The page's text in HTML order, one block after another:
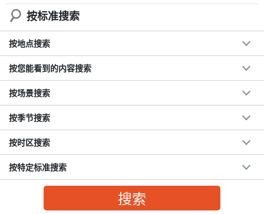
首先，选择您要制作的动物和颜色。
有 10 多种不同的颜色可供选择，打造属于自己的动物蜡烛！
按标准搜索
按地点搜索
按您能看到的内容搜索
按场景搜索
按季节搜索
按时区搜索
按特定标准搜索